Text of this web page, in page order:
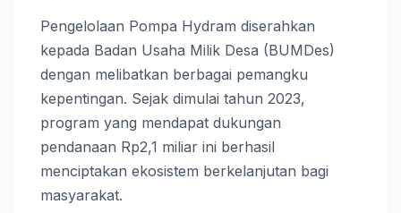
Pengelolaan Pompa Hydram diserahkan
kepada Badan Usaha Milik Desa (BUMDes)
dengan melibatkan berbagai pemangku
kepentingan. Sejak dimulai tahun 2023,
program yang mendapat dukungan
pendanaan Rp2,1 miliar ini berhasil
menciptakan ekosistem berkelanjutan bagi
masyarakat.